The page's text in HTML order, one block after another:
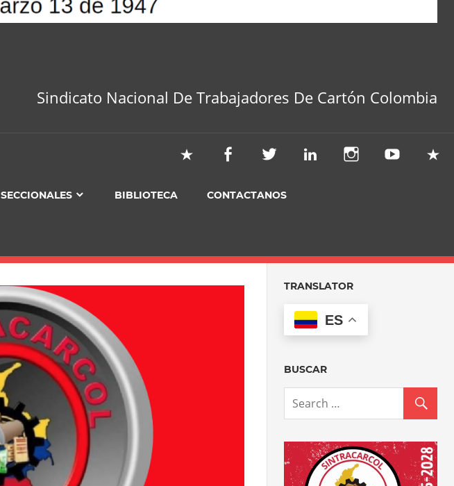
Sindicato Nacional De Trabajadores De Cartón Colombia
SECCIONALES BIBLIOTECA CONTACTANOS
TRANSLATOR
ES
BUSCAR